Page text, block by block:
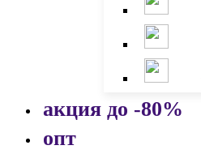
акция до -80%
опт